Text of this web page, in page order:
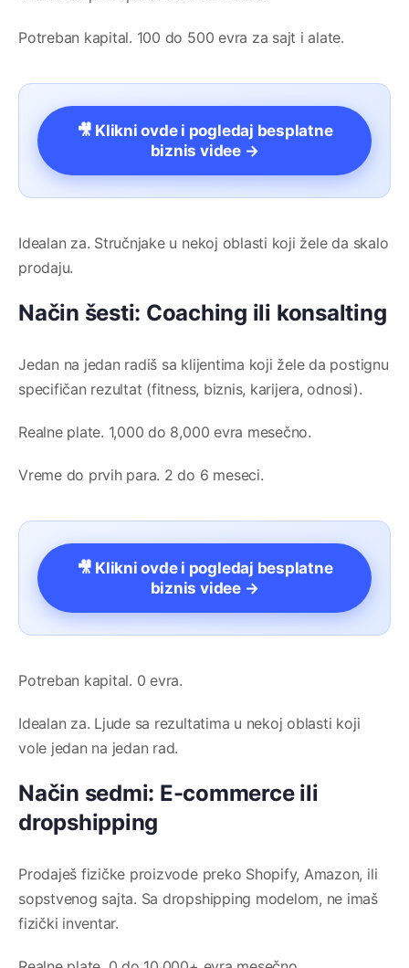
Potreban kapital. 100 do 500 evra za sajt i alate.
🎥 Klikni ovde i pogledaj besplatne
biznis videe →
Idealan za. Stručnjake u nekoj oblasti koji žele da skalo
prodaju.
Način šesti: Coaching ili konsalting
Jedan na jedan radiš sa klijentima koji žele da postignu
specifičan rezultat (fitness, biznis, karijera, odnosi).
Realne plate. 1,000 do 8,000 evra mesečno.
Vreme do prvih para. 2 do 6 meseci.
🎥 Klikni ovde i pogledaj besplatne
biznis videe →
Potreban kapital. 0 evra.
Idealan za. Ljude sa rezultatima u nekoj oblasti koji
vole jedan na jedan rad.
Način sedmi: E-commerce ili
dropshipping
Prodaješ fizičke proizvode preko Shopify, Amazon, ili
sopstvenog sajta. Sa dropshipping modelom, ne imaš
fizički inventar.